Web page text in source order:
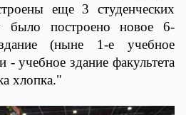
еще 3 студенческих
построено новое 6-
(ныне 1-е учебное
- учебное здание факультета
хлопка."